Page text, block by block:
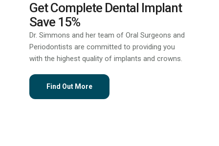
Get Complete Dental Implant
Save 15%
Dr. Simmons and her team of Oral Surgeons and
Periodontists are committed to providing you
with the highest quality of implants and crowns.
Find Out More